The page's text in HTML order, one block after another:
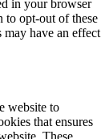
in your browser
to opt-out of these
have an effect
website to
that ensures